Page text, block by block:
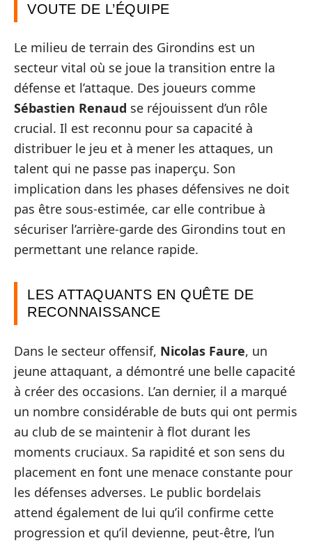
VOUTE DE L’ÉQUIPE
Le milieu de terrain des Girondins est un
secteur vital où se joue la transition entre la
défense et l’attaque. Des joueurs comme
Sébastien Renaud se réjouissent d’un rôle
crucial. Il est reconnu pour sa capacité à
distribuer le jeu et à mener les attaques, un
talent qui ne passe pas inaperçu. Son
implication dans les phases défensives ne doit
pas être sous-estimée, car elle contribue à
sécuriser l’arrière-garde des Girondins tout en
permettant une relance rapide.
LES ATTAQUANTS EN QUÊTE DE
RECONNAISSANCE
Dans le secteur offensif, Nicolas Faure, un
jeune attaquant, a démontré une belle capacité
à créer des occasions. L’an dernier, il a marqué
un nombre considérable de buts qui ont permis
au club de se maintenir à flot durant les
moments cruciaux. Sa rapidité et son sens du
placement en font une menace constante pour
les défenses adverses. Le public bordelais
attend également de lui qu’il confirme cette
progression et qu’il devienne, peut-être, l’un